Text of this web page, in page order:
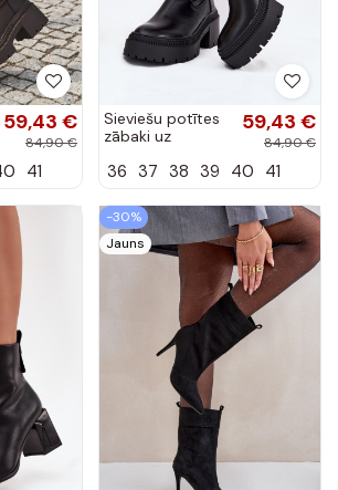
59,43 €
84,90 €
41
Sieviešu potītes
zābaki uz
papēžiem un
melnā mākslīgā
ādā Elvianne
59,43 €
84,90 €
36 37 38 39 40 41
-30%
Jauns